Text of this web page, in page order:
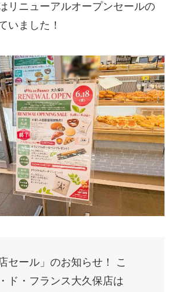
リニューアルオープンセールの
いました！
セール」のお知らせ！ こ
ド・フランス大久保店は